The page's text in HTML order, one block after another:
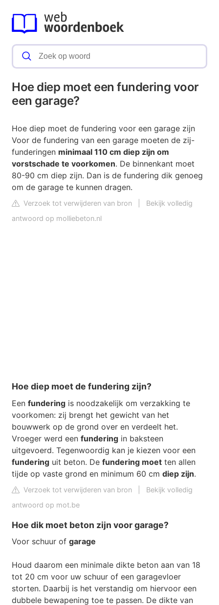
Hoe diep moet een fundering voor
een garage?
Hoe diep moet de fundering voor een garage zijn
Voor de fundering van een garage moeten de zij-
funderingen minimaal 110 cm diep zijn om
vorstschade te voorkomen. De binnenkant moet
80-90 cm diep zijn. Dan is de fundering dik genoeg
om de garage te kunnen dragen.
Verzoek tot verwijderen van bron
Bekijk volledig
antwoord op molliebeton.nl
Hoe diep moet de fundering zijn?
Een fundering is noodzakelijk om verzakking te
voorkomen: zij brengt het gewicht van het
bouwwerk op de grond over en verdeelt het.
Vroeger werd een fundering in baksteen
uitgevoerd. Tegenwoordig kan je kiezen voor een
fundering uit beton. De fundering moet ten allen
tijde op vaste grond en minimum 60 cm diep zijn.
Verzoek tot verwijderen van bron
Bekijk volledig
antwoord op mot.be
Hoe dik moet beton zijn voor garage?
Voor schuur of garage
Houd daarom een minimale dikte beton aan van 18
tot 20 cm voor uw schuur of een garagevloer
storten. Daarbij is het verstandig om hiervoor een
dubbele bewapening toe te passen. De dikte van